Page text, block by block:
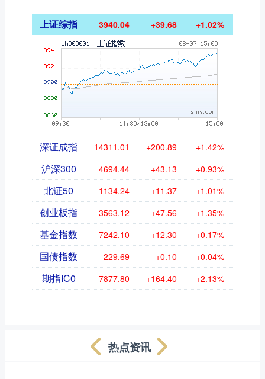
上证综指 3940.04 +39.68 +1.02%
深证成指 14311.01 +200.89 +1.42%
沪深300 4694.44 +43.13 +0.93%
北证50 1134.24 +11.37 +1.01%
创业板指 3563.12 +47.56 +1.35%
基金指数 7242.10 +12.30 +0.17%
国债指数 229.69 +0.10 +0.04%
期指IC0 7877.80 +164.40 +2.13%
热点资讯